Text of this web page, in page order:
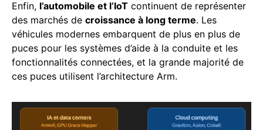
Enfin, l’automobile et l’IoT continuent de représenter
des marchés de croissance à long terme. Les
véhicules modernes embarquent de plus en plus de
puces pour les systèmes d’aide à la conduite et les
fonctionnalités connectées, et la grande majorité de
ces puces utilisent l’architecture Arm.